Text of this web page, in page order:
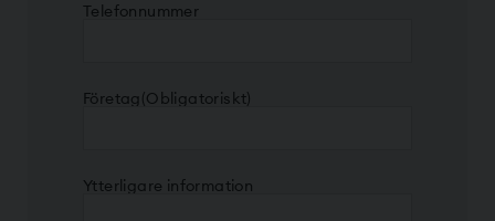
Telefonnummer
Företag (Obligatoriskt)
Ytterligare information